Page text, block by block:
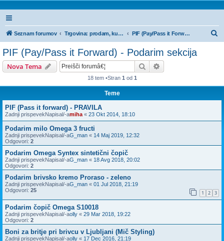
Seznam forumov Trgovina: prodam, kupim, menjam - oglasi PIF (Pay/Pass it Forward) - Podarim sekcija
PIF (Pay/Pass it Forward) - Podarim sekcija
Nova Tema Iskanje
18 tem •Stran 1 od 1
Teme
PIF (Pass it forward) - PRAVILA
Zadnji prispevekNapisal/-amiha « 23 Okt 2014, 18:10
Podarim milo Omega 3 fructi
Zadnji prispevekNapisal/-aG_man « 14 Maj 2019, 12:32
Odgovori: 2
Podarim Omega Syntex sintetični čopič
Zadnji prispevekNapisal/-aG_man « 18 Avg 2018, 20:02
Odgovori: 2
Podarim brivsko kremo Proraso - zeleno
Zadnji prispevekNapisal/-aG_man « 01 Jul 2018, 21:19
Odgovori: 25 1 2 3
Podarim čopič Omega S10018
Zadnji prispevekNapisal/-aolly « 29 Mar 2018, 19:22
Odgovori: 2
Boni za britje pri brivcu v Ljubljani (Mič Styling)
Zadnji prispevekNapisal/-aolly « 17 Dec 2016, 21:19